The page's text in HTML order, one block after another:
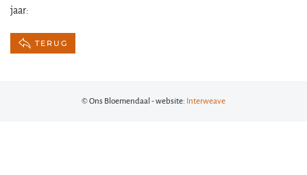
jaar:
TERUG
© Ons Bloemendaal - website: Interweave